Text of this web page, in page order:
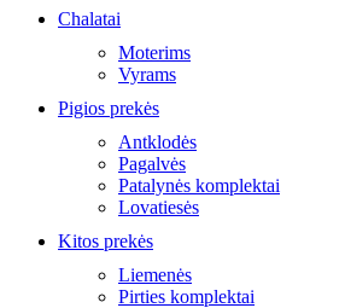
Chalatai
Moterims
Vyrams
Pigios prekės
Antklodės
Pagalvės
Patalynės komplektai
Lovatiesės
Kitos prekės
Liemenės
Pirties komplektai